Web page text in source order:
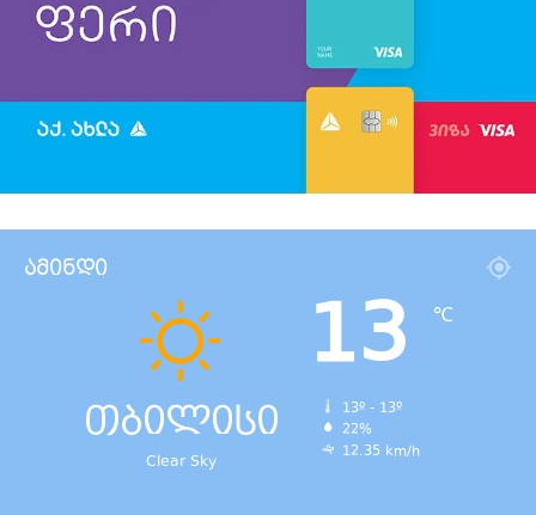
ამინდი
თბილისი
Clear Sky
13 ℃
13º - 13º
22%
12.35 km/h